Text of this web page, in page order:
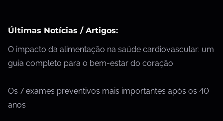
Últimas Notícias / Artigos:
O impacto da alimentação na saúde cardiovascular: um
guia completo para o bem-estar do coração
Os 7 exames preventivos mais importantes após os 40
anos